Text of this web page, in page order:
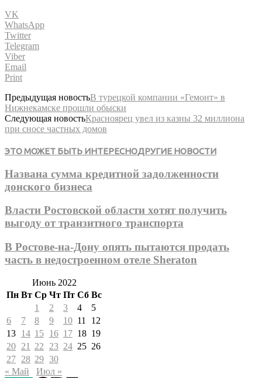
VK
WhatsApp
Twitter
Telegram
Viber
Email
Print
Предыдущая новостьВ турецкой компании «Гемонт» в
Нижнекамске прошли обыски
Следующая новостьКрасноярец увел из казны 32 миллиона
при сносе частных домов
ЭТО МОЖЕТ БЫТЬ ИНТЕРЕСНОДРУГИЕ НОВОСТИ
Названа сумма кредитной задолженности
донского бизнеса
Власти Ростовской области хотят получить
выгоду от транзитного транспорта
В Ростове-на-Дону опять пытаются продать
часть в недостроенном отеле Sheraton
Июнь 2022
Пн Вт Ср Чт Пт Сб Вс
1
2 3 4
5
6
7 8 9 10 11
12
13 14 15 16 17 18 19
20 21 22 23 24 25 26
27 28 29 30
« Май
Июл »